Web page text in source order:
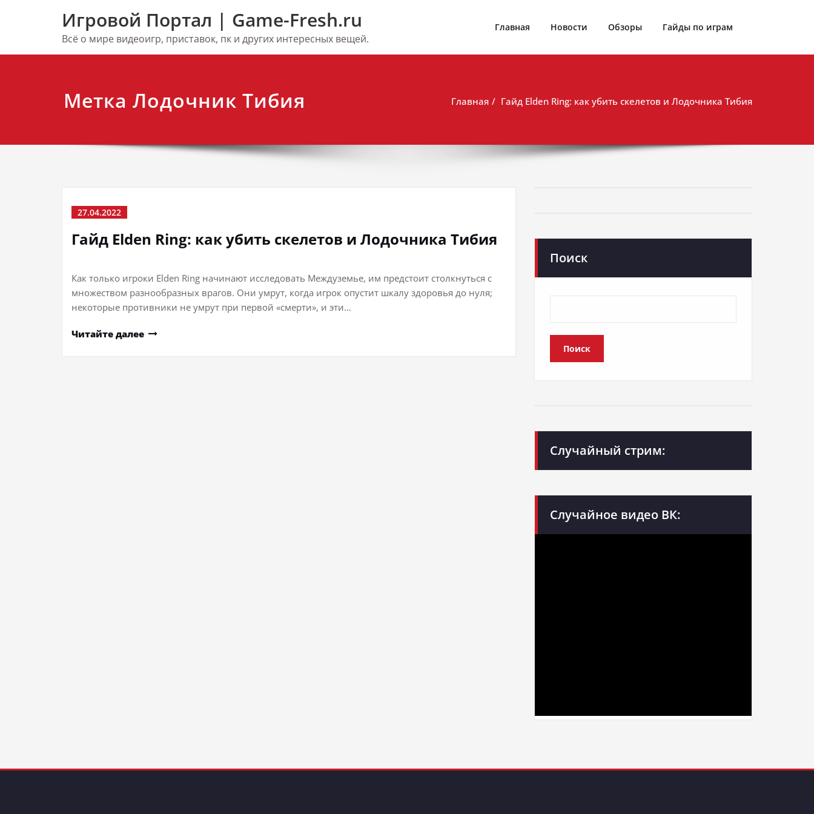
Игровой Портал | Game-Fresh.ru
Всё о мире видеоигр, приставок, пк и других интересных вещей.
Главная Новости Обзоры Гайды по играм
Метка Лодочник Тибия Главная Гайд Elden Ring: как убить скелетов и Лодочника Тибия
27.04.2022
Гайд Elden Ring: как убить скелетов и Лодочника Тибия
Как только игроки Elden Ring начинают исследовать Междуземье, им предстоит столкнуться с
множеством разнообразных врагов. Они умрут, когда игрок опустит шкалу здоровья до нуля;
некоторые противники не умрут при первой «смерти», и эти…
Читайте далее
Поиск
Поиск
Случайный стрим:
Случайное видео ВК: